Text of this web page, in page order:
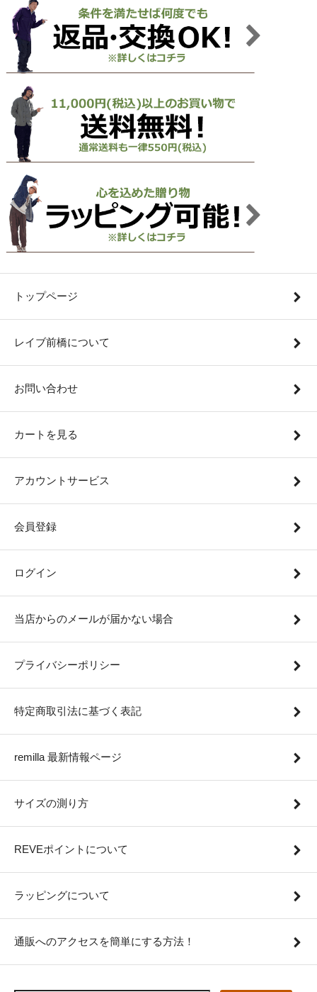
トップページ
レイブ前橋について
お問い合わせ
カートを見る
アカウントサービス
会員登録
ログイン
当店からのメールが届かない場合
プライバシーポリシー
特定商取引法に基づく表記
remilla 最新情報ページ
サイズの測り方
REVEポイントについて
ラッピングについて
通販へのアクセスを簡単にする方法！